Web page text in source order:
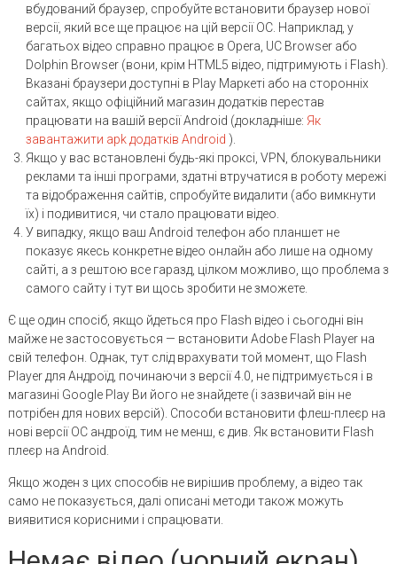
вбудований браузер, спробуйте встановити браузер нової
версії, який все ще працює на цій версії ОС. Наприклад, у
багатьох відео справно працює в Opera, UC Browser або
Dolphin Browser (вони, крім HTML5 відео, підтримують і Flash).
Вказані браузери доступні в Play Маркеті або на сторонніх
сайтах, якщо офіційний магазин додатків перестав
працювати на вашій версії Android (докладніше: Як
завантажити apk додатків Android ).
Якщо у вас встановлені будь-які проксі, VPN, блокувальники
реклами та інші програми, здатні втручатися в роботу мережі
та відображення сайтів, спробуйте видалити (або вимкнути
їх) і подивитися, чи стало працювати відео.
У випадку, якщо ваш Android телефон або планшет не
показує якесь конкретне відео онлайн або лише на одному
сайті, а з рештою все гаразд, цілком можливо, що проблема з
самого сайту і тут ви щось зробити не зможете.
Є ще один спосіб, якщо йдеться про Flash відео і сьогодні він
майже не застосовується — встановити Adobe Flash Player на
свій телефон. Однак, тут слід врахувати той момент, що Flash
Player для Андроїд, починаючи з версії 4.0, не підтримується і в
магазині Google Play Ви його не знайдете (і зазвичай він не
потрібен для нових версій). Способи встановити флеш-плеєр на
нові версії ОС андроїд, тим не менш, є див. Як встановити Flash
плеєр на Android.
Якщо жоден з цих способів не вирішив проблему, а відео так
само не показується, далі описані методи також можуть
виявитися корисними і спрацювати.